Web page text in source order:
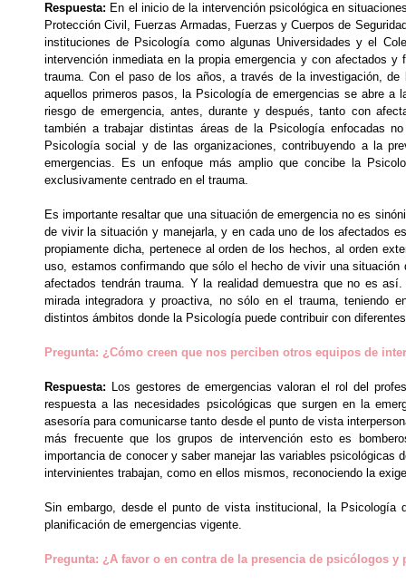
Respuesta: En el inicio de la intervención psicológica en
Protección Civil, Fuerzas Armadas, Fuerzas y Cuerpos de
instituciones de Psicología como algunas Universidades y el
intervención inmediata en la propia emergencia y con afectados
trauma. Con el paso de los años, a través de la investigación,
aquellos primeros pasos, la Psicología de emergencias se abre
riesgo de emergencia, antes, durante y después, tanto con
también a trabajar distintas áreas de la Psicología enfocadas
Psicología social y de las organizaciones, contribuyendo a la
emergencias. Es un enfoque más amplio que concibe la
exclusivamente centrado en el trauma.
Es importante resaltar que una situación de emergencia no es
de vivir la situación y manejarla, y en cada uno de los afectados
propiamente dicha, pertenece al orden de los hechos, al orden
uso, estamos confirmando que sólo el hecho de vivir una
afectados tendrán trauma. Y la realidad demuestra que no es
mirada integradora y proactiva, no sólo en el trauma, teniendo
distintos ámbitos donde la Psicología puede contribuir con
Pregunta: ¿Cómo creen que nos perciben otros equipos de
Respuesta: Los gestores de emergencias valoran el rol del
respuesta a las necesidades psicológicas que surgen en la
asesoría para comunicarse tanto desde el punto de vista
más frecuente que los grupos de intervención esto es
importancia de conocer y saber manejar las variables
intervinientes trabajan, como en ellos mismos, reconociendo la
Sin embargo, desde el punto de vista institucional, la
planificación de emergencias vigente.
Pregunta: ¿A favor o en contra de la presencia de psicólogos